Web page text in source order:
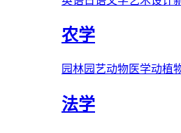
农学
园林园艺动物医学动植
法学